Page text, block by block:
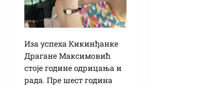
Иза успеха Кикинђанке
Драгане Максимовић
стоје године одрицања и
рада. Пре шест година